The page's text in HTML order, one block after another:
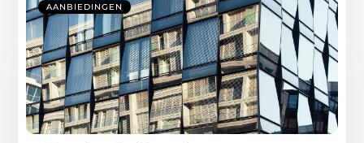
AANBIEDINGEN